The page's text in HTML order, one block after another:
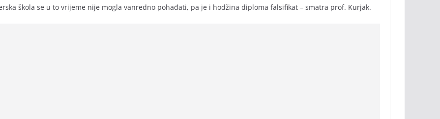
škola se u to vrijeme nije mogla vanredno pohađati, pa je i hodžina diploma falsifikat – smatra prof. Kurjak.